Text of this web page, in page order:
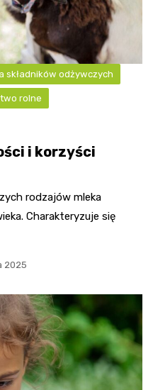
składników odżywczych
rolne
i korzyści
rodzajów mleka
Charakteryzuje się
2025